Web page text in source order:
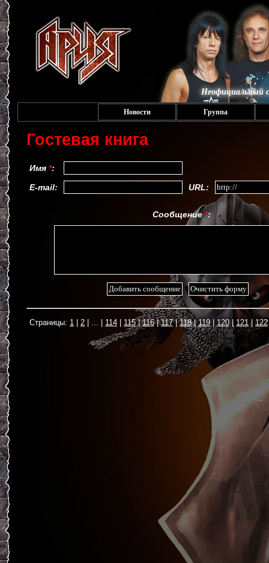
Неофициальный
Новости Группа
Гостевая книга
Имя *:
E-mail:
URL:
Сообщение*:
1 2 ... 114 115 116 117 118 119 120 121 122